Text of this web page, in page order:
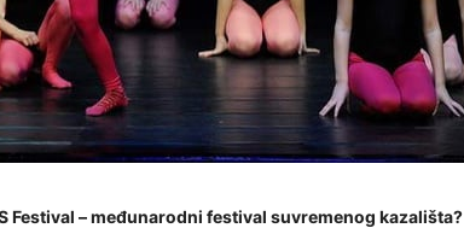
Festival – međunarodni festival suvremenog kazališta?